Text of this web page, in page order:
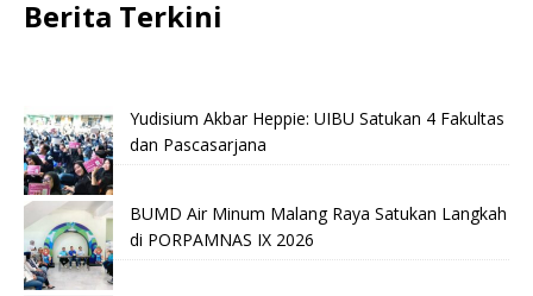
Berita Terkini
Yudisium Akbar Heppie: UIBU Satukan 4 Fakultas
dan Pascasarjana
BUMD Air Minum Malang Raya Satukan Langkah
di PORPAMNAS IX 2026